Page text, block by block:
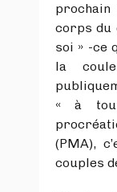
corps du
soi » -ce
la
« à
(PMA),
couples